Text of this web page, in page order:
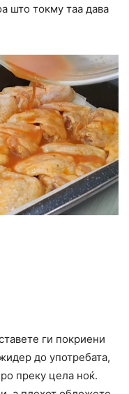
што токму таа дава
ги покриени
до употребата,
преку цела ноќ.